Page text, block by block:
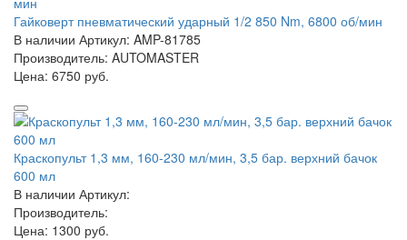
Гайковерт пневматический ударный 1/2 850 Nm, 6800 об/мин
В наличии Артикул: AMP-81785
Производитель: AUTOMASTER
Цена: 6750 руб.
Краскопульт 1,3 мм, 160-230 мл/мин, 3,5 бар. верхний бачок
600 мл
В наличии Артикул:
Производитель:
Цена: 1300 руб.